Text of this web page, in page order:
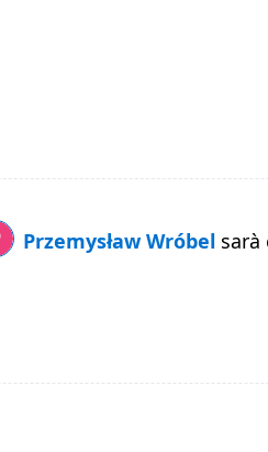
Przemysław Wróbel